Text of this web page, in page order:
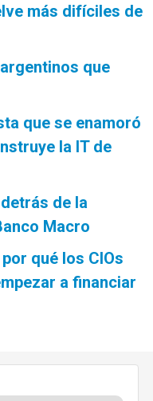
más difíciles de
que
que se enamoró
la IT de
de la
Macro
qué los CIOs
a financiar